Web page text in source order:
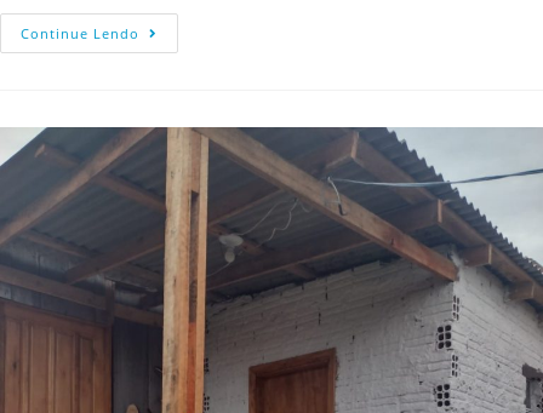
Continue Lendo